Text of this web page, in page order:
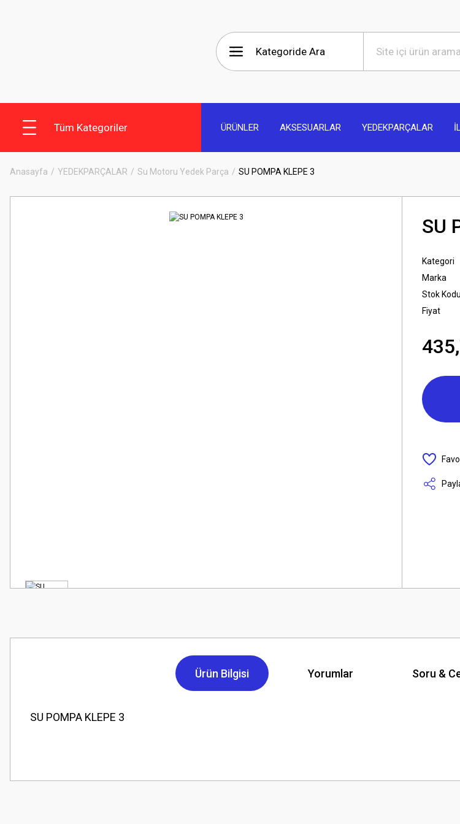
Tüm Kategoriler ÜRÜNLER AKSESUARLAR YEDEKPARÇALAR
Anasayfa YEDEKPARÇALAR Su Motoru Yedek Parça SU POMPA KLEPE 3
SU
Kategori
Marka
Stok Kodu
Fiyat
Ürün Bilgisi Yorumlar Soru &
SU POMPA KLEPE 3